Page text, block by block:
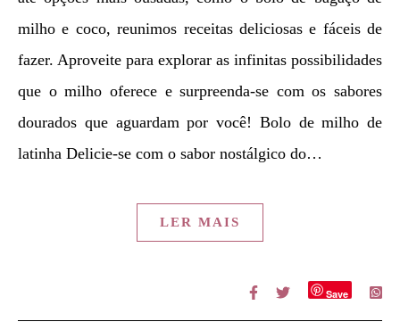
milho e coco, reunimos receitas deliciosas e fáceis de
fazer. Aproveite para explorar as infinitas possibilidades
que o milho oferece e surpreenda-se com os sabores
dourados que aguardam por você! Bolo de milho de
latinha Delicie-se com o sabor nostálgico do…
LER MAIS
Save